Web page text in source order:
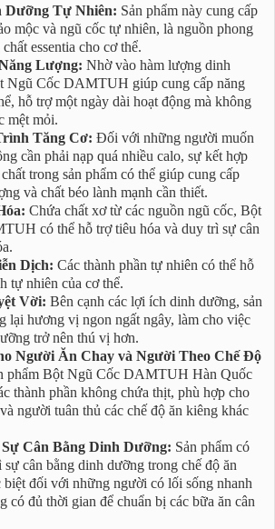
Dưỡng Tự Nhiên: Sản phẩm này cung cấp
mộc và ngũ cốc tự nhiên, là nguồn phong
essentia cho cơ thể.
Lượng: Nhờ vào hàm lượng dinh
Ngũ Cốc DAMTUH giúp cung cấp năng
hỗ trợ một ngày dài hoạt động mà không
mệt mỏi.
Tăng Cơ: Đối với những người muốn
cần phải nạp quá nhiều calo, sự kết hợp
trong sản phẩm có thể giúp cung cấp
và chất béo lành mạnh cần thiết.
Chứa chất xơ từ các nguồn ngũ cốc, Bột
có thể hỗ trợ tiêu hóa và duy trì sự cân
Dịch: Các thành phần tự nhiên có thể hỗ
tự nhiên của cơ thể.
Vời: Bên cạnh các lợi ích dinh dưỡng, sản
lại hương vị ngon ngất ngây, làm cho việc
trở nên thú vị hơn.
Người Ăn Chay và Người Theo Chế Độ
phẩm Bột Ngũ Cốc DAMTUH Hàn Quốc
thành phần không chứa thịt, phù hợp cho
người tuân thủ các chế độ ăn kiêng khác
Cân Bằng Dinh Dưỡng: Sản phẩm có
cân bằng dinh dưỡng trong chế độ ăn
biệt đối với những người có lối sống nhanh
có đủ thời gian để chuẩn bị các bữa ăn cân